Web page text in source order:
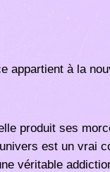
appartient à la
produit ses
est un vrai
véritable